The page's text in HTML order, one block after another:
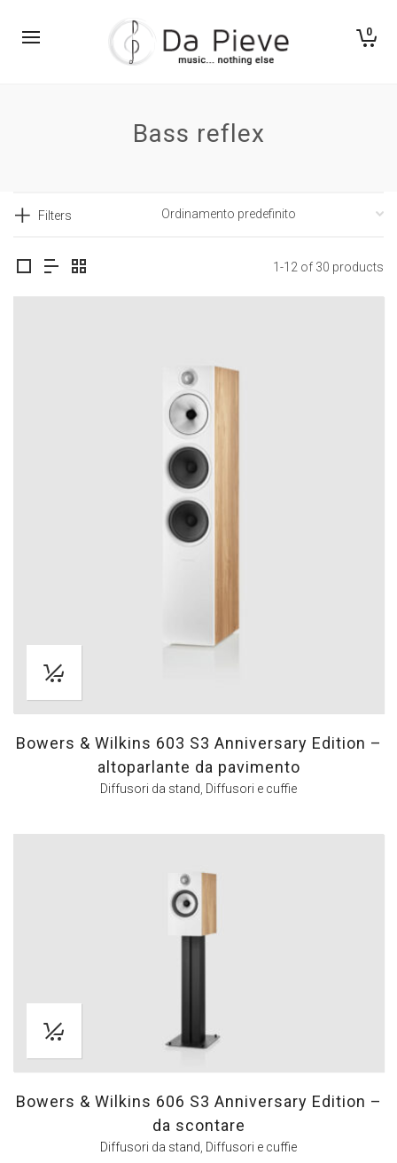
0
Bass reflex
Filters
1-12 of 30 products
Bowers & Wilkins 603 S3 Anniversary Edition –
altoparlante da pavimento
Diffusori da stand Diffusori e cuffie
Bowers & Wilkins 606 S3 Anniversary Edition –
da scontare
Diffusori da stand Diffusori e cuffie